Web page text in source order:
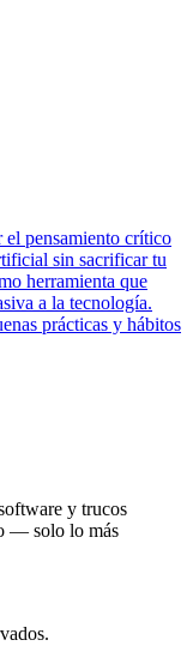
pensamiento crítico
sin sacrificar tu
herramienta que
a la tecnología.
prácticas y hábitos
y trucos
— solo lo más